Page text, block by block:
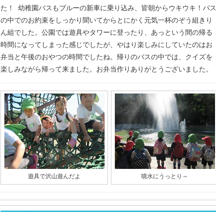
た！ 幼稚園バスもブルーの新車に乗り込み、皆朝からウキウキ！バス
の中でのお約束をしっかり聞いてからとにかく元気一杯のぞう組きり
ん組でした。公園では遊具やタワーに登ったり、あっという間の帰る
時間になってしまった感じでしたが、やはり楽しみにしていたのはお
弁当と午後のおやつの時間でしたね。帰りのバスの中では、クイズを
楽しみながら帰って来ました。お弁当作りありがとうございました。
遊具で沢山遊んだよ 噴水にうっとり～